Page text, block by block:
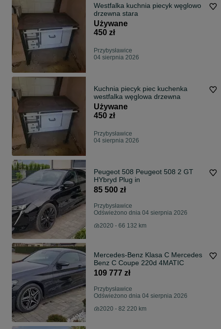
Westfalka kuchnia piecyk węglowo
drzewna stara
Używane
450 zł
Przybysławice
04 sierpnia 2026
Kuchnia piecyk piec kuchenka
westfalka węglowa drzewna
Używane
450 zł
Przybysławice
04 sierpnia 2026
Peugeot 508 Peugeot 508 2 GT
HYbryd Plug in
85 500 zł
Przybysławice
Odświeżono dnia 04 sierpnia 2026
2020 - 66 132 km
Mercedes-Benz Klasa C Mercedes
Benz C Coupe 220d 4MATIC
109 777 zł
Przybysławice
Odświeżono dnia 04 sierpnia 2026
2020 - 82 220 km